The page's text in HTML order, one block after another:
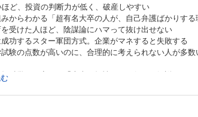
ど、投資の判断力が低く、破産しやすい
からわかる「超有名大卒の人が、自己弁護ばかりする
受けた人ほど、陰謀論にハマって抜け出せない
功するスター軍団方式。企業がマネすると失敗する
験の点数が高いのに、合理的に考えられない人が多数
知科学の研究から「本当の知性」とは何かを解説。
勢で考えて、どういう角度から学べば真に賢く生きられ
す。